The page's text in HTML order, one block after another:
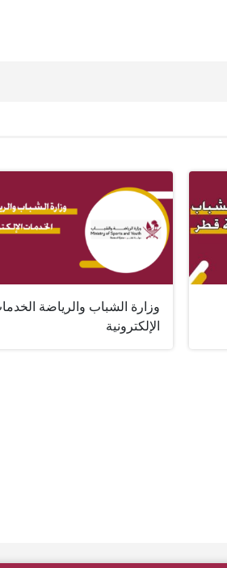
وزارة الشباب والرياضة
الإلكترونية